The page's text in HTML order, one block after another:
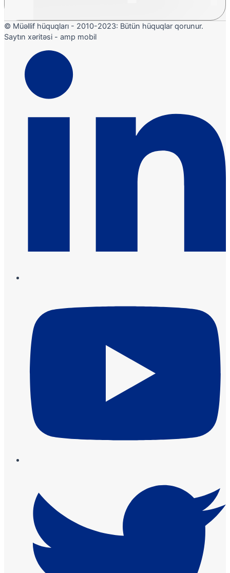
© Müəllif hüquqları - 2010-2023: Bütün hüquqlar qorunur.
Saytın xəritəsi - amp mobil